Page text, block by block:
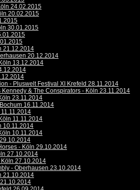
24.02.2015
20.02.2015
30.01.2015
21.12.2014
20.12.2014
13.12.2014
- Pluswelt Festival XI Krefeld 28.11.2014
Kennedy & The Conspirators - Köln 23.11.2014
23.11.2014
16.11.2014
11.11.2014
10.11.2014
10.11.2014
- Köln 29.10.2014
27.10.2014
27.10.2014
- Oberhausen 23.10.2014
21.10.2014